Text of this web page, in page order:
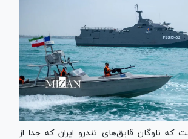
که ناوگان قایق‌های تندرو ایران که جدا از